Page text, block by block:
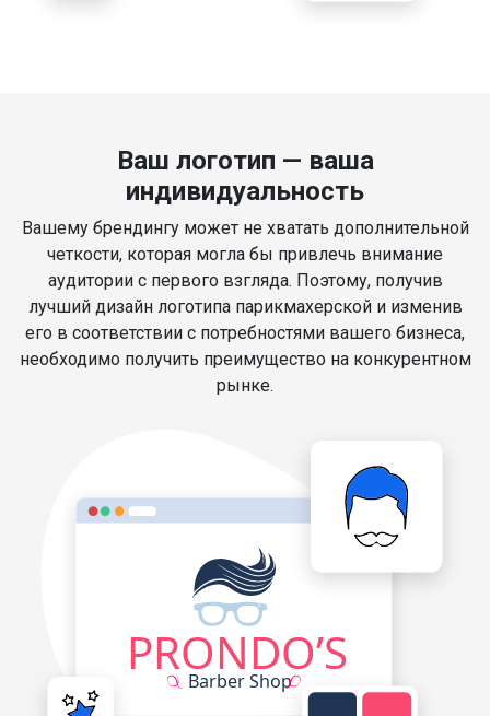
Ваш логотип — ваша
индивидуальность
Вашему брендингу может не хватать дополнительной
четкости, которая могла бы привлечь внимание
аудитории с первого взгляда. Поэтому, получив
лучший дизайн логотипа парикмахерской и изменив
его в соответствии с потребностями вашего бизнеса,
необходимо получить преимущество на конкурентном
рынке.